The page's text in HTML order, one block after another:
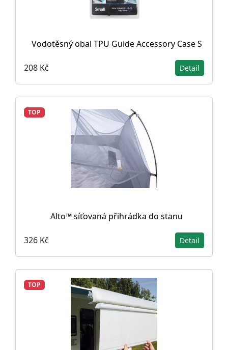
Vodotěsný obal TPU Guide Accessory Case S
208 Kč Detail
TOP
Alto™ síťovaná přihrádka do stanu
326 Kč Detail
TOP